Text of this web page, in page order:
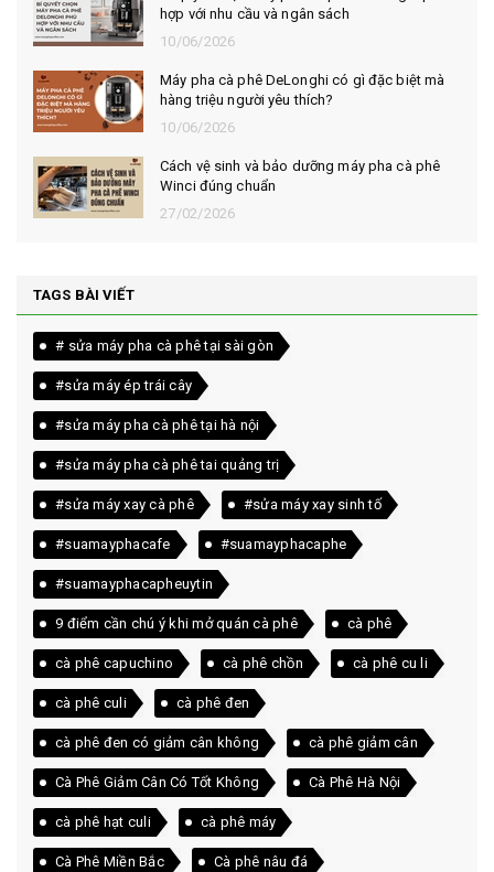
hợp với nhu cầu và ngân sách
10/06/2026
Máy pha cà phê DeLonghi có gì đặc biệt mà
hàng triệu người yêu thích?
10/06/2026
Cách vệ sinh và bảo dưỡng máy pha cà phê
Winci đúng chuẩn
27/02/2026
TAGS BÀI VIẾT
# sửa máy pha cà phê tại sài gòn
#sửa máy ép trái cây
#sửa máy pha cà phê tại hà nội
#sửa máy pha cà phê tai quảng trị
#sửa máy xay cà phê #sửa máy xay sinh tố
#suamayphacafe #suamayphacaphe
#suamayphacapheuytin
9 điểm cần chú ý khi mở quán cà phê cà phê
cà phê capuchino cà phê chồn cà phê cu li
cà phê culi cà phê đen
cà phê đen có giảm cân không cà phê giảm cân
Cà Phê Giảm Cân Có Tốt Không Cà Phê Hà Nội
cà phê hạt culi cà phê máy
Cà Phê Miền Bắc Cà phê nâu đá